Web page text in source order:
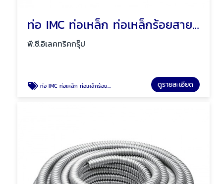
ท่อ IMC ท่อเหล็ก ท่อเหล็กร้อยสายไฟ พัทยา ชลบุรี
พี.ซี.อิเลคทริคกรุ๊ป
ท่อ IMC ท่อเหล็ก ท่อเหล็กร้อยสายไฟ พัทยา ชลบุรี ดูรายละเอียด